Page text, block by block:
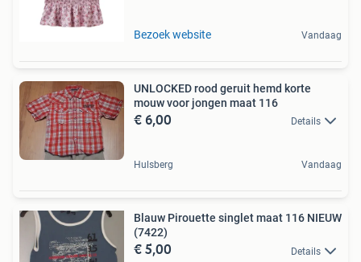
Bezoek website Vandaag
UNLOCKED rood geruit hemd korte
mouw voor jongen maat 116
€ 6,00 Details
Hulsberg Vandaag
Blauw Pirouette singlet maat 116 NIEUW
(7422)
€ 5,00 Details